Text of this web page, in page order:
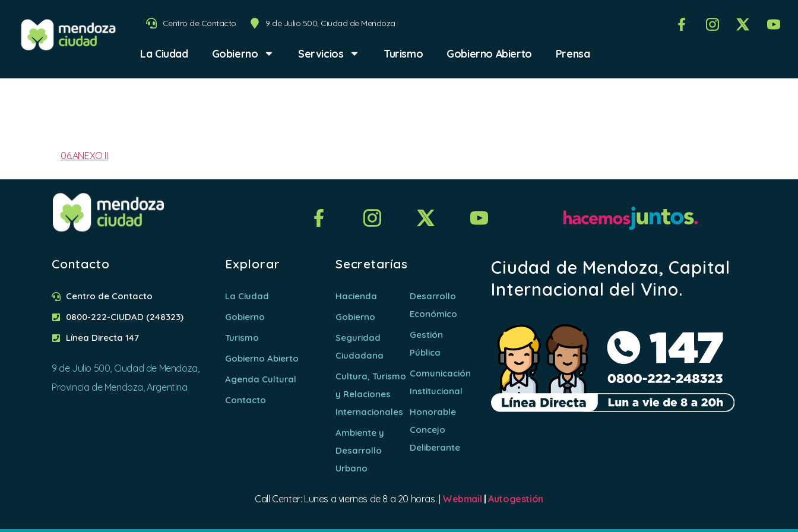
Centro de Contacto 9 de Julio 500, Ciudad de Mendoza
La Ciudad Gobierno Servicios Turismo Gobierno Abierto Prensa
06.ANEXO II
Contacto
Centro de Contacto
0800-222-CIUDAD (248323)
Línea Directa 147
9 de Julio 500, Ciudad de Mendoza,
Provincia de Mendoza, Argentina
Explorar
La Ciudad
Gobierno
Turismo
Gobierno Abierto
Agenda Cultural
Contacto
Secretarías
Hacienda
Gobierno
Seguridad
Ciudadana
Cultura, Turismo
y Relaciones
Internacionales
Ambiente y
Desarrollo
Urbano
Desarrollo
Económico
Gestión
Pública
Comunicación
Institucional
Honorable
Concejo
Deliberante
Ciudad de Mendoza, Capital
Internacional del Vino.
Call Center: Lunes a viernes de 8 a 20 horas. | Webmail |Autogestión